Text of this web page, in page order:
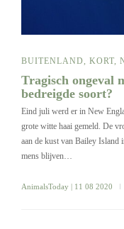
BUITENLAND, KORT,
Tragisch ongeval
bedreigde soort?
Eind juli werd er in New
grote witte haai gemeld. De
aan de kust van Bailey Island
mens blijven…
AnimalsToday | 11 08 2020